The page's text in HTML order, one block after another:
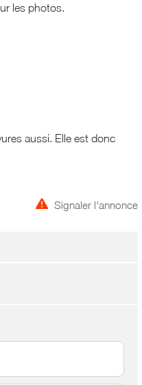
les photos.
aussi. Elle est donc
Signaler l'annonce